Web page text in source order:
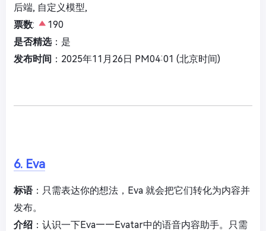
后端, 自定义模型,
票数:
190
是否精选：是
发布时间 ：2025年11月26日 PM04:01 (北京时间)
6. Eva
标语：只需表达你的想法，Eva 就会把它们转化为内容并
发布。
介绍 ：认识一下Eva——Evatar中的语音内容助手。只需